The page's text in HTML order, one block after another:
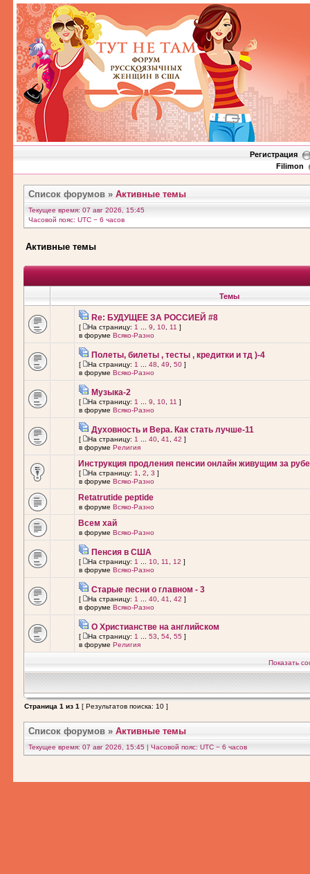
Регистрация
Filimon
Список форумов » Активные темы
Текущее время: 07 авг 2026, 15:45
Часовой пояс: UTC − 6 часов
Активные темы
Темы
Re: БУДУЩЕЕ ЗА РОССИЕЙ #8
[ На страницу: 1 9 10 11 ]
в форуме Всяко-Разно
Полеты, билеты , тесты , кредитки и тд )-4
[ На страницу: 1 48 49 50 ]
в форуме Всяко-Разно
Музыка-2
[ На страницу: 1 9 10 11 ]
в форуме Всяко-Разно
Духовность и Вера. Как стать лучше-11
[ На страницу: 1 40 41 42 ]
в форуме Религия
Инструкция продления пенсии онлайн живущим за
[ На страницу: 1 2 3 ]
в форуме Всяко-Разно
Retatrutide peptide
в форуме Всяко-Разно
Всем хай
в форуме Всяко-Разно
Пенсия в США
[ На страницу: 1 10 11 12 ]
в форуме Всяко-Разно
Старые песни о главном - 3
[ На страницу: 1 40 41 42 ]
в форуме Всяко-Разно
О Христианстве на английском
[ На страницу: 1 53 54 55 ]
в форуме Религия
Показать
Страница 1 из 1 [ Результатов поиска: 10 ]
Список форумов » Активные темы
Текущее время: 07 авг 2026, 15:45 | Часовой пояс: UTC − 6 часов